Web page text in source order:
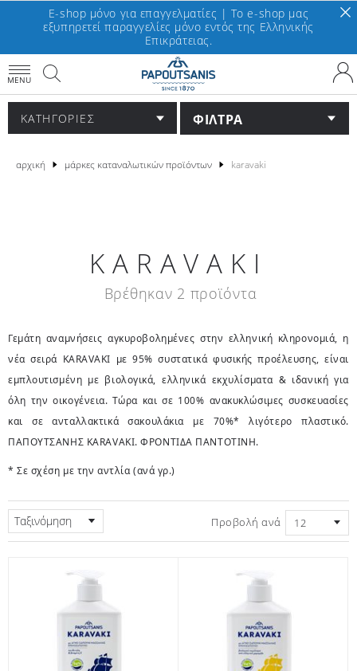
E-shop μόνο για επαγγελματίες | To e-shop μας
εξυπηρετεί παραγγελίες μόνο εντός της Ελληνικής
Επικράτειας.
MENU
ΚΑΤΗΓΟΡΙΕΣ ΦΙΛΤΡΑ
αρχική μάρκες καταναλωτικών προϊόντων karavaki
KARAVAKI
Βρέθηκαν 2 προϊόντα
Γεμάτη αναμνήσεις αγκυροβολημένες στην ελληνική κληρονομιά, η
νέα σειρά KARAVAKI με 95% συστατικά φυσικής προέλευσης, είναι
εμπλουτισμένη με βιολογικά, ελληνικά εκχυλίσματα & ιδανική για
όλη την οικογένεια. Τώρα και σε 100% ανακυκλώσιμες συσκευασίες
και σε ανταλλακτικά σακουλάκια με 70%* λιγότερο πλαστικό.
ΠΑΠΟΥΤΣΑΝΗΣ KARAVAKI. ΦΡΟΝΤΙΔΑ ΠΑΝΤΟΤΙΝΗ.
* Σε σχέση με την αντλία (ανά γρ.)
Ταξινόμηση Προβολή ανά